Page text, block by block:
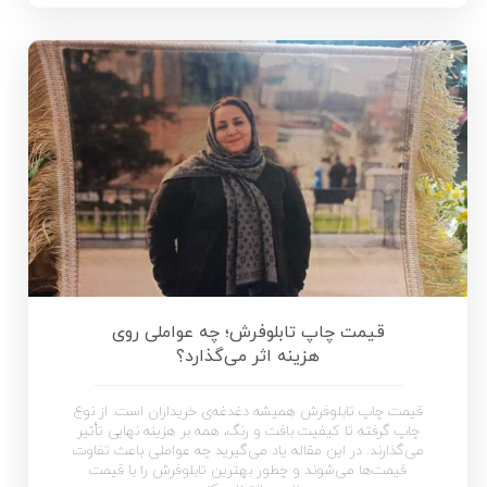
قیمت چاپ تابلوفرش؛ چه عواملی روی
هزینه اثر می‌گذارد؟
قیمت چاپ تابلوفرش همیشه دغدغه‌ی خریداران است. از نوع
چاپ گرفته تا کیفیت بافت و رنگ، همه بر هزینه نهایی تأثیر
می‌گذارند. در این مقاله یاد می‌گیرید چه عواملی باعث تفاوت
قیمت‌ها می‌شوند و چطور بهترین تابلوفرش را با قیمت